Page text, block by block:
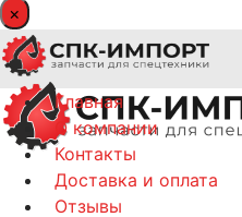
×
Главная
О компании
Контакты
Доставка и оплата
Отзывы